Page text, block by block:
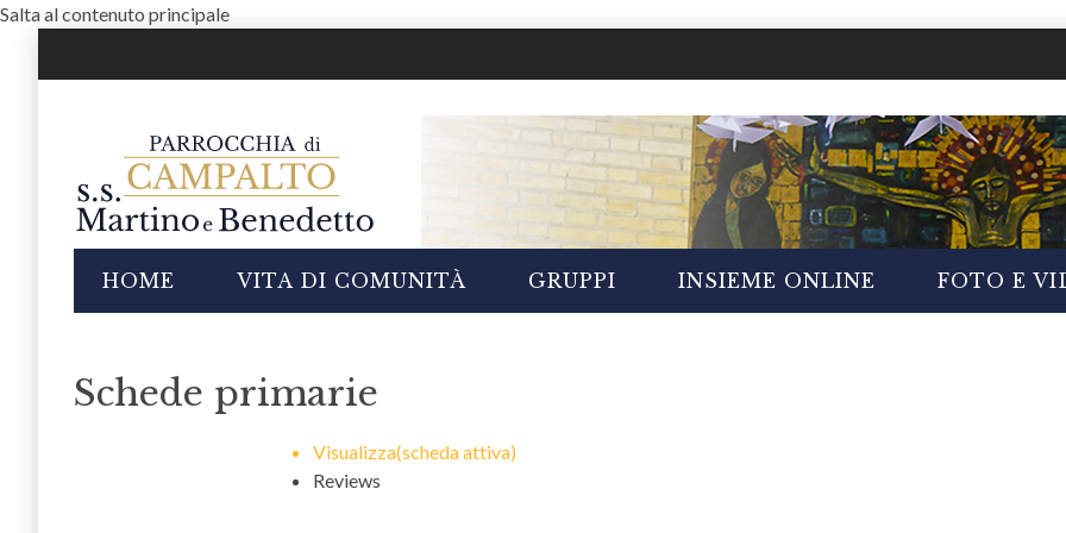
Salta al contenuto principale
HOME VITA DI COMUNITÀ GRUPPI INSIEME ONLINE FOTO E
Schede primarie
Visualizza(scheda attiva)
Reviews